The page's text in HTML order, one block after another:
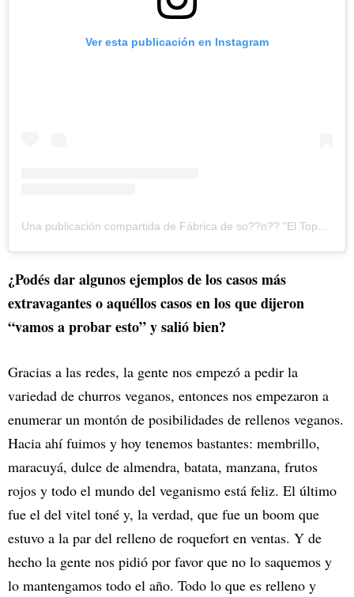
Ver esta publicación en Instagram
Una publicación compartida de Fábrica de so??n?? "El Topo" (@churroseltopo)
¿Podés dar algunos ejemplos de los casos más
extravagantes o aquéllos casos en los que dijeron
“vamos a probar esto” y salió bien?
Gracias a las redes, la gente nos empezó a pedir la
variedad de churros veganos, entonces nos empezaron a
enumerar un montón de posibilidades de rellenos veganos.
Hacia ahí fuimos y hoy tenemos bastantes: membrillo,
maracuyá, dulce de almendra, batata, manzana, frutos
rojos y todo el mundo del veganismo está feliz. El último
fue el del vitel toné y, la verdad, que fue un boom que
estuvo a la par del relleno de roquefort en ventas. Y de
hecho la gente nos pidió por favor que no lo saquemos y
lo mantengamos todo el año. Todo lo que es relleno y